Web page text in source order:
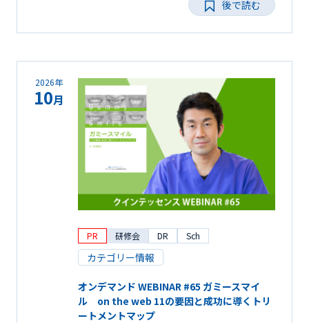
後で読む
2026年
10月
PR 研修会 DR Sch
カテゴリー情報
オンデマンド WEBINAR #65 ガミースマイ
ル on the web 11の要因と成功に導くトリ
ートメントマップ